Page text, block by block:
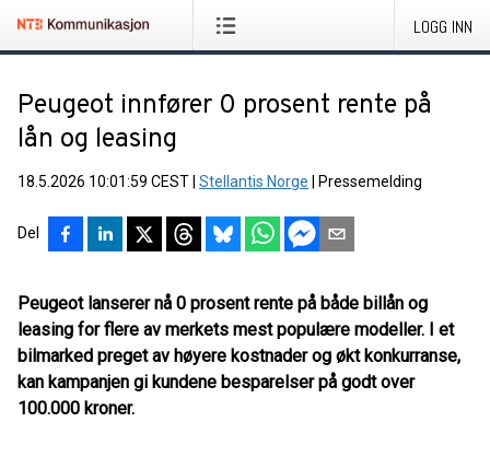
LOGG INN
Peugeot innfører 0 prosent rente på
lån og leasing
18.5.2026 10:01:59 CEST Stellantis Norge Pressemelding
Del
Peugeot lanserer nå 0 prosent rente på både billån og
leasing for flere av merkets mest populære modeller. I et
bilmarked preget av høyere kostnader og økt konkurranse,
kan kampanjen gi kundene besparelser på godt over
100.000 kroner.